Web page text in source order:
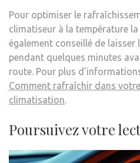
Pour optimiser le
climatiseur à la température la
également conseillé de
pendant quelques minutes
route. Pour plus
Comment rafraîchir dans
climatisation.
Poursuivez votre